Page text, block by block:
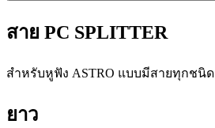
สาย PC SPLITTER
สำหรับหูฟัง ASTRO แบบมีสายทุกชนิด
ยาว